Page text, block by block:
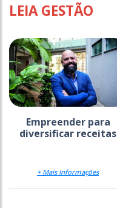
LEIA GESTÃO
Empreender para
diversificar receitas
+ Mais Informações